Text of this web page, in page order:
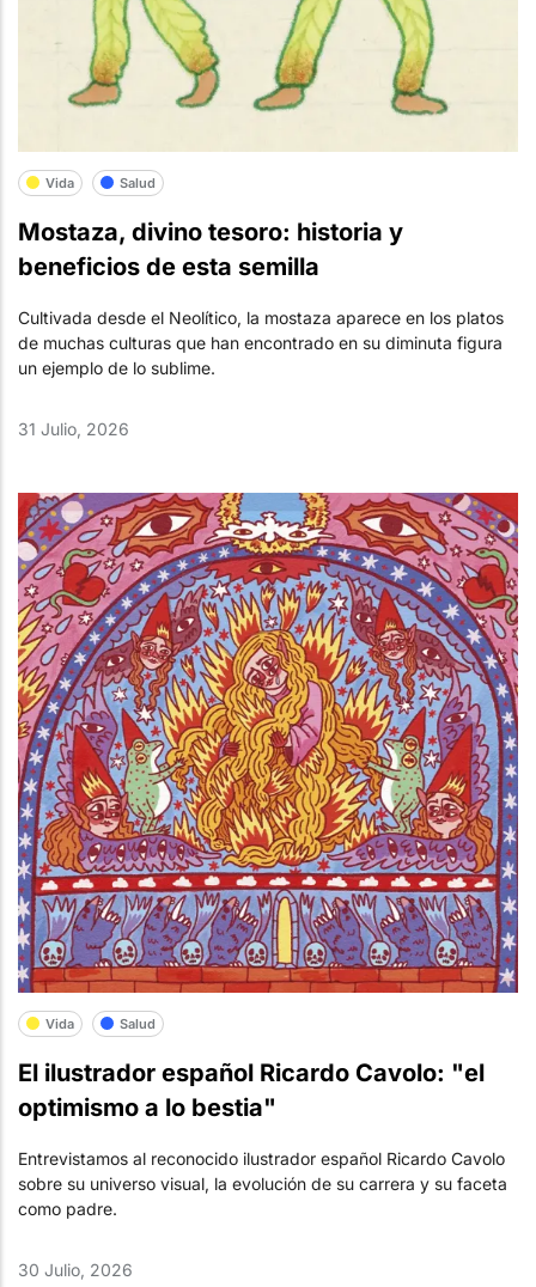
Vida Salud
Mostaza, divino tesoro: historia y
beneficios de esta semilla
Cultivada desde el Neolítico, la mostaza aparece en los platos
de muchas culturas que han encontrado en su diminuta figura
un ejemplo de lo sublime.
31 Julio, 2026
Vida Salud
El ilustrador español Ricardo Cavolo: "el
optimismo a lo bestia"
Entrevistamos al reconocido ilustrador español Ricardo Cavolo
sobre su universo visual, la evolución de su carrera y su faceta
como padre.
30 Julio, 2026